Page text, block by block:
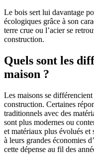
Le bois sert lui davantage
écologiques grâce à son
terre crue ou l’acier se
construction.
Quels sont les
maison ?
Les maisons se
construction. Certaines
traditionnels avec des
sont plus modernes ou
et matériaux plus évolués et
à leurs grandes économies
cette dépense au fil des